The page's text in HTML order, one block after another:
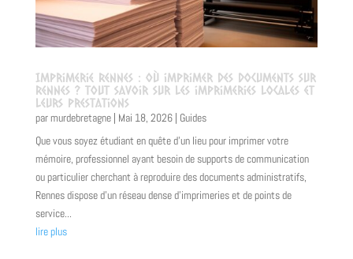
Imprimerie Rennes : Où imprimer des documents sur
Rennes ? Tout savoir sur les imprimeries locales et
leurs prestations
parmurdebretagne| Mai 18, 2026| Guides
Que vous soyez étudiant en quête d'un lieu pour imprimer votre
mémoire, professionnel ayant besoin de supports de communication
ou particulier cherchant à reproduire des documents administratifs,
Rennes dispose d'un réseau dense d'imprimeries et de points de
service...
lire plus